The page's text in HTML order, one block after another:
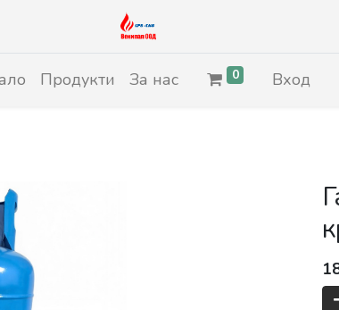
Продукти За нас 0 Вход